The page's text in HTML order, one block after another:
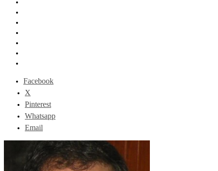
Facebook
X
Pinterest
Whatsapp
Email